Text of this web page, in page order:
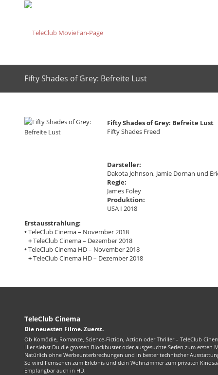
Fifty Shades of Grey: Befreite Lust
Fifty Shades of Grey: Befreite Lust
Fifty Shades Freed
Darsteller:
Dakota Johnson, Jamie Dornan und
Regie:
James Foley
Produktion:
USA I 2018
Erstausstrahlung:
•TeleClub Cinema – November 2018
+TeleClub Cinema – Dezember 2018
•TeleClub Cinema HD – November 2018
+TeleClub Cinema HD – Dezember 2018
TeleClub Cinema
Die neuesten Filme. Zuerst.
Ob Komödie, Romanze, Science-Fiction, Action oder Thriller – TeleClub
Hier siehst Du die grossen Blockbuster oder ausgesuchte Serien zum ersten
Natürlich ohne Werbeunterbrechungen und in bester technischer
So wird Fernsehen zum Erlebnis und dein Wohnzimmer zum privaten
Empfangbar auch in HD.